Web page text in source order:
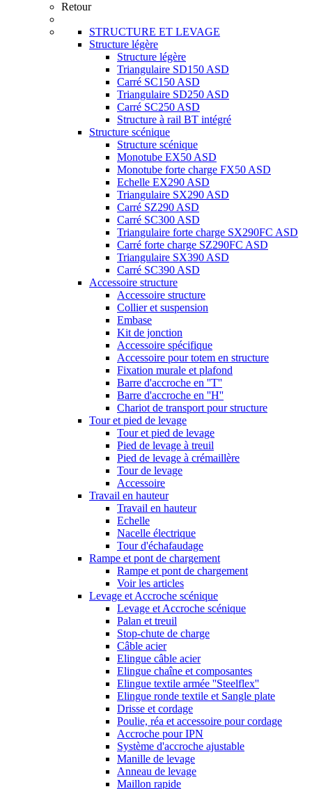
Retour
STRUCTURE ET LEVAGE
Structure légère
Structure légère
Triangulaire SD150 ASD
Carré SC150 ASD
Triangulaire SD250 ASD
Carré SC250 ASD
Structure à rail BT intégré
Structure scénique
Structure scénique
Monotube EX50 ASD
Monotube forte charge FX50 ASD
Echelle EX290 ASD
Triangulaire SX290 ASD
Carré SZ290 ASD
Carré SC300 ASD
Triangulaire forte charge SX290FC ASD
Carré forte charge SZ290FC ASD
Triangulaire SX390 ASD
Carré SC390 ASD
Accessoire structure
Accessoire structure
Collier et suspension
Embase
Kit de jonction
Accessoire spécifique
Accessoire pour totem en structure
Fixation murale et plafond
Barre d'accroche en ''T''
Barre d'accroche en ''H''
Chariot de transport pour structure
Tour et pied de levage
Tour et pied de levage
Pied de levage à treuil
Pied de levage à crémaillère
Tour de levage
Accessoire
Travail en hauteur
Travail en hauteur
Echelle
Nacelle électrique
Tour d'échafaudage
Rampe et pont de chargement
Rampe et pont de chargement
Voir les articles
Levage et Accroche scénique
Levage et Accroche scénique
Palan et treuil
Stop-chute de charge
Câble acier
Elingue câble acier
Elingue chaîne et composantes
Elingue textile armée ''Steelflex''
Elingue ronde textile et Sangle plate
Drisse et cordage
Poulie, réa et accessoire pour cordage
Accroche pour IPN
Système d'accroche ajustable
Manille de levage
Anneau de levage
Maillon rapide